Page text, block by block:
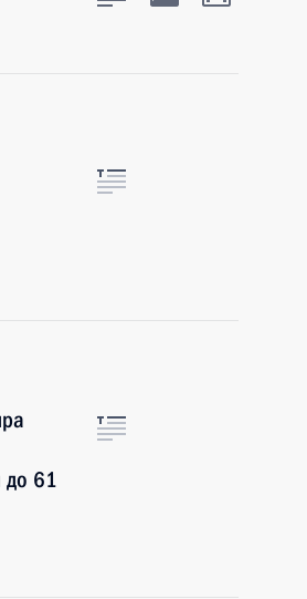
до 61